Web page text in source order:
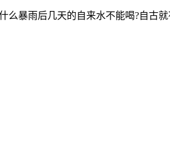
暴雨后几天的自来水不能喝?自古